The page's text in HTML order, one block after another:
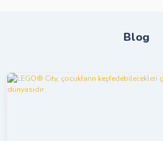
Blog